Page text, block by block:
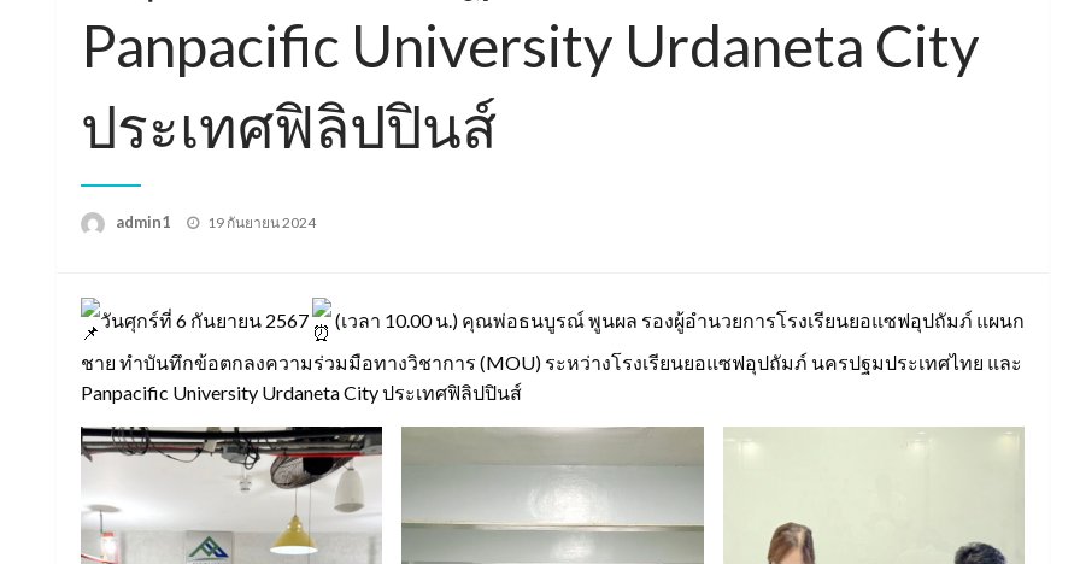
Panpacific University Urdaneta City
ประเทศฟิลิปปินส์
admin1
Posted
19 กันยายน 2024
วันศุกร์ที่ 6 กันยายน 2567
(เวลา 10.00 น.) คุณพ่อธนบูรณ์ พูนผล รองผู้อำนวยการโรงเรียนยอแซฟอุปถัมภ์ แผนก
ชาย ทำบันทึกข้อตกลงความร่วมมือทางวิชาการ (MOU) ระหว่างโรงเรียนยอแซฟอุปถัมภ์ นครปฐมประเทศไทย และ
Panpacific University Urdaneta City ประเทศฟิลิปปินส์